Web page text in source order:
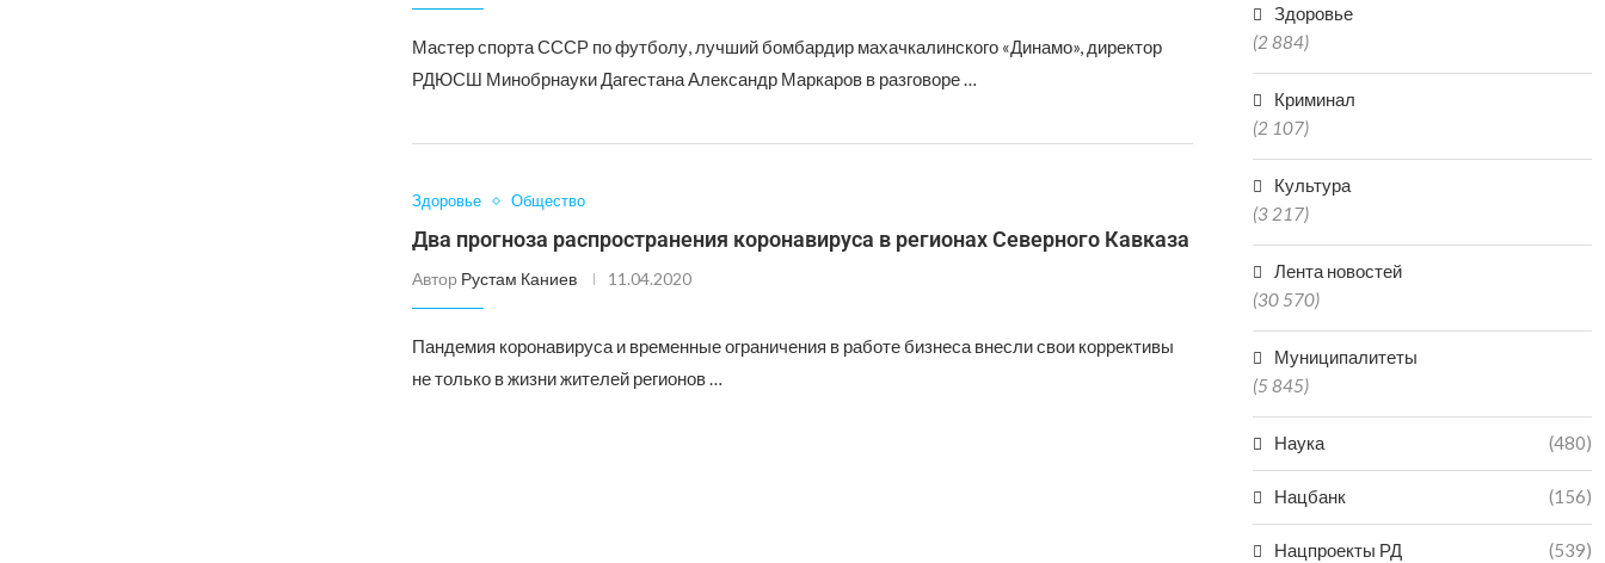
Мастер спорта СССР по футболу, лучший бомбардир махачкалинского «Динамо», директор
РДЮСШ Минобрнауки Дагестана Александр Маркаров в разговоре …
Здоровье Общество
Два прогноза распространения коронавируса в регионах Северного Кавказа
Автор Рустам Каниев 11.04.2020
Пандемия коронавируса и временные ограничения в работе бизнеса внесли свои коррективы
не только в жизни жителей регионов …
Здоровье
(2 884)
Криминал
(2 107)
Культура
(3 217)
Лента новостей
(30 570)
Муниципалитеты
(5 845)
Наука (480)
Нацбанк (156)
Нацпроекты РД (539)